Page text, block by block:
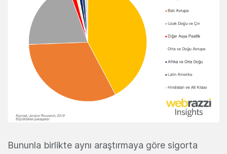
Bununla birlikte aynı araştırmaya göre sigorta